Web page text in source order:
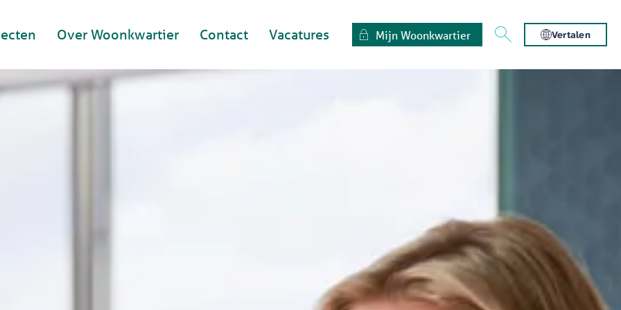
Over Woonkwartier Contact Vacatures Mijn Woonkwartier Vertalen